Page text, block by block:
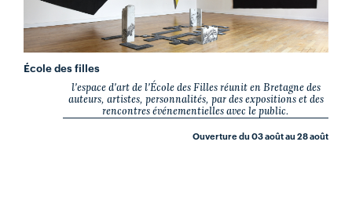
École des filles
l'espace d'art de l'École des Filles réunit en Bretagne des
auteurs, artistes, personnalités, par des expositions et des
rencontres événementielles avec le public.
Ouverture du 03 août au 28 août